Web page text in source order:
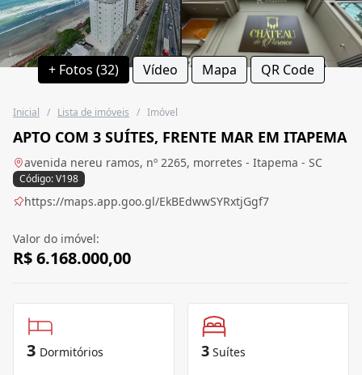
+ Fotos (32) Vídeo Mapa QR Code
Inicial / Lista de imóveis / Imóvel
APTO COM 3 SUÍTES, FRENTE MAR EM ITAPEMA
avenida nereu ramos, nº 2265, morretes - Itapema - SC
Código: V198
https://maps.app.goo.gl/EkBEdwwSYRxtjGgf7
Valor do imóvel:
R$ 6.168.000,00
3 Dormitórios 3 Suítes